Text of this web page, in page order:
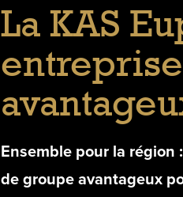
La KAS
Ensemble pour la région
de groupe avantageux